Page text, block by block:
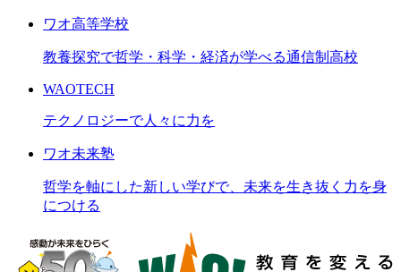
ワオ高等学校
教養探究で哲学・科学・経済が学べる通信制高校
WAOTECH
テクノロジーで人々に力を
ワオ未来塾
哲学を軸にした新しい学びで、未来を生き抜く力を身
につける